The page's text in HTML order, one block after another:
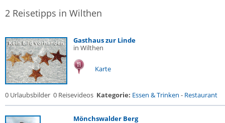
2 Reisetipps in Wilthen
Gasthaus zur Linde
in Wilthen
Karte
0 Urlaubsbilder 0 Reisevideos Kategorie: Essen & Trinken - Restaurant
Mönchswalder Berg